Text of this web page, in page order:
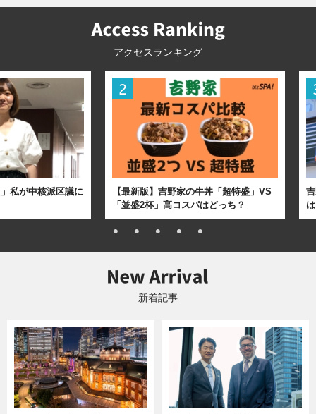
アクセスランキング
私が中核派区議に
【最新版】吉野家の牛丼「超特盛」VS
「並盛2杯」高コスパはどっち？
新着記事